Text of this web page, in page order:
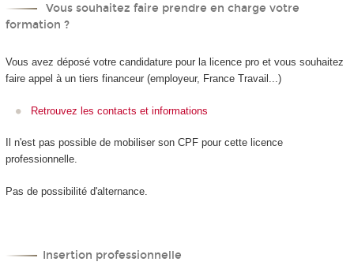
Vous souhaitez faire prendre en charge votre
formation ?
Vous avez déposé votre candidature pour la licence pro et vous souhaitez
faire appel à un tiers financeur (employeur, France Travail...)
Retrouvez les contacts et informations
Il n'est pas possible de mobiliser son CPFpour cette licence
professionnelle.
Pas de possibilité d'alternance.
Insertion professionnelle